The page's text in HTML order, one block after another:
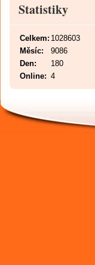
Statistiky
Online: 4
Celkem: 1028603
Měsíc:
9086
Den:
180